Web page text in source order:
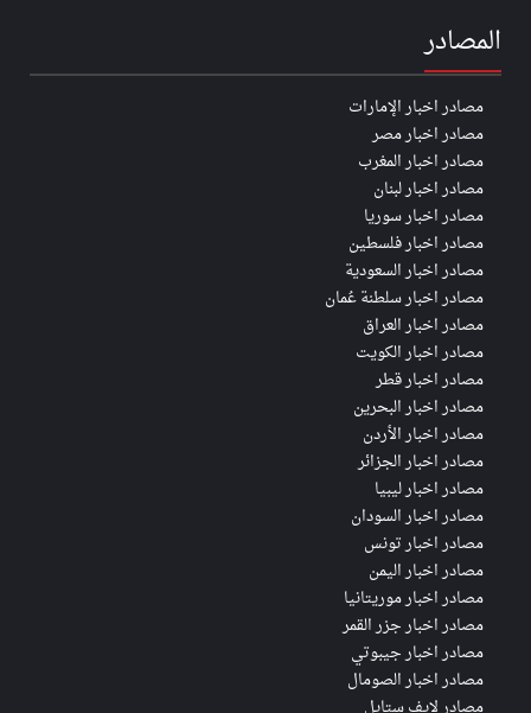
المصادر
مصادر اخبار الإمارات
مصادر اخبار مصر
مصادر اخبار المغرب
مصادر اخبار لبنان
مصادر اخبار سوريا
مصادر اخبار فلسطين
مصادر اخبار السعودية
مصادر اخبار سلطنة عُمان
مصادر اخبار العراق
مصادر اخبار الكويت
مصادر اخبار قطر
مصادر اخبار البحرين
مصادر اخبار الأردن
مصادر اخبار الجزائر
مصادر اخبار ليبيا
مصادر اخبار السودان
مصادر اخبار تونس
مصادر اخبار اليمن
مصادر اخبار موريتانيا
مصادر اخبار جزر القمر
مصادر اخبار جيبوتي
مصادر اخبار الصومال